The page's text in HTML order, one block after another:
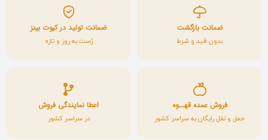
ضمانت بازگشت
بدون قید و شرط
ضمانت تولید در کیوت بینز
رُست به روز و تازه
فروش عمده قهــوه
حمل و نقل رایگان به سراسر کشور
اعطا نمایندگی فروش
در سراسر کشور